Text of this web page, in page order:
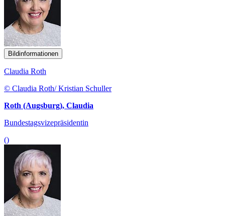
Bildinformationen
Claudia Roth
© Claudia Roth/ Kristian Schuller
Roth (Augsburg), Claudia
Bundestagsvizepräsidentin
()